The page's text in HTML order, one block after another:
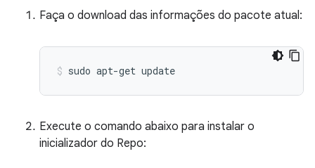
Faça o download das informações do pacote atual:
sudo apt-get update
Execute o comando abaixo para instalar o
inicializador do Repo: